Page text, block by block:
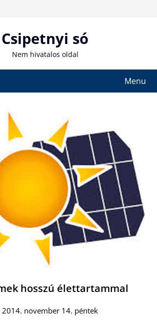
Csipetnyi só
Nem hivatalos oldal
Menu
hosszú élettartammal
2014. november 14. péntek